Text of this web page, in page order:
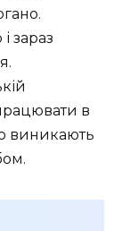
зараз
в
виникають